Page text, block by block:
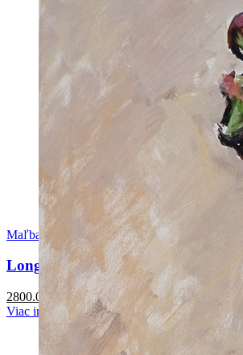
Maľba
Long rainbow therapy
2800.00
€
Viac info